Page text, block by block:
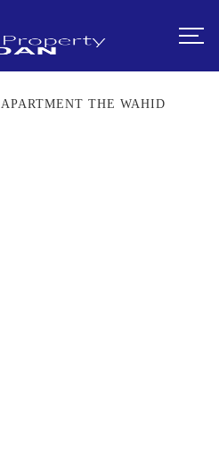
APARTMENT THE WAHID